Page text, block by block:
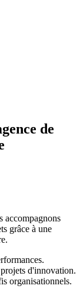
de
accompagnons
grâce à une
d'innovation.
organisationnels.